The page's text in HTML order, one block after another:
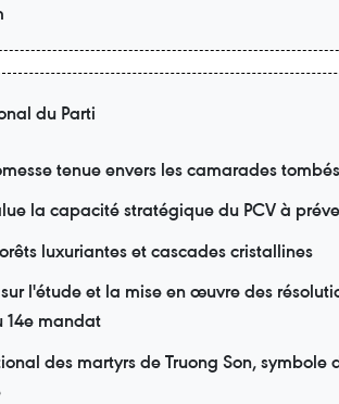
du Parti
tenue envers les camarades
la capacité stratégique du PCV à
luxuriantes et cascades cristallines
l'étude et la mise en œuvre des
14e mandat
des martyrs de Truong Son, symbole